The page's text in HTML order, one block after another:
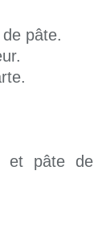
pâte.
et pâte de